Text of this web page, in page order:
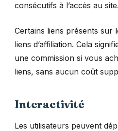
consécutifs à l’accès au site.
Certains liens présents sur
liens d’affiliation. Cela
une commission si vous
liens, sans aucun coût
Interactivité
Les utilisateurs peuvent